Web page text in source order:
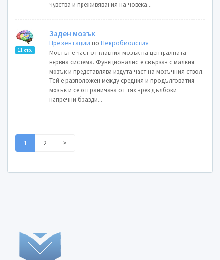
чувства и преживявания на човека...
11 стр.
Заден мозък
Презентации поНевробиология
Мостът е част от главния мозък на централната
нервна система. Функционално е свързан с малкия
мозък и представлява издута част на мозъчния ствол.
Той е разположен между средния и продълговатия
мозък и се отграничава от тях чрез дълбоки
напречни бразди...
1 2 >